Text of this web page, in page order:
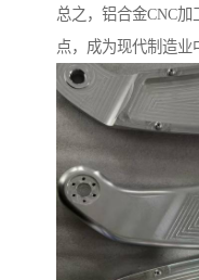
总之，铝合金CNC
点，成为现代制造业